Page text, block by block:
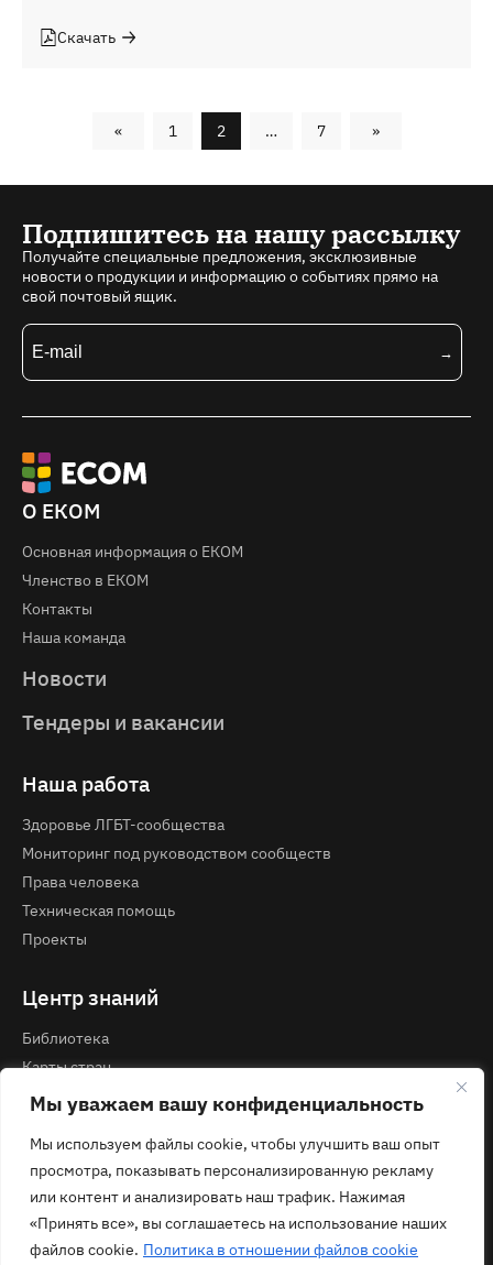
Мы уважаем вашу конфиденциальность
Мы используем файлы cookie, чтобы улучшить ваш опыт
просмотра, показывать персонализированную рекламу
или контент и анализировать наш трафик. Нажимая
«Принять все», вы соглашаетесь на использование наших
файлов cookie. Политика в отношении файлов cookie
Скачать
« 1 2 … 7 »
Подпишитесь на нашу рассылку
Получайте специальные предложения, эксклюзивные
новости о продукции и информацию о событиях прямо на
свой почтовый ящик.
О ЕКОМ
Основная информация о EКOM
Членство в ЕКОМ
Контакты
Наша команда
Новости
Тендеры и вакансии
Наша работа
Здоровье ЛГБТ-сообщества
Мониторинг под руководством сообществ
Права человека
Техническая помощь
Проекты
Центр знаний
Библиотека
Карты стран
Курсы и вебинары
Контакты
Политика конфиденциальности
contact@ecom.ngo